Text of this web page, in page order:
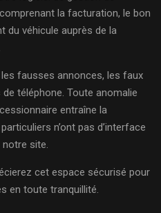
la facturation, le bon
du véhicule auprès de la
les fausses annonces, les faux
téléphone. Toute anomalie
entraîne la
n’ont pas d’interface
site.
cet espace sécurisé pour
en toute tranquillité.